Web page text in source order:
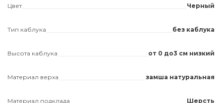
Цвет Черный
Тип каблука без каблука
Высота каблука от 0 до3 см низкий
Материал верха замша натуральная
Материал подклада Шерсть